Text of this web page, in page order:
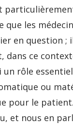
que les
en question ;
dans ce
un rôle
ou
pour le
et nous en